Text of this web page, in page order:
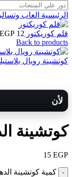
الرئيسية العاب
قلم كوريكتور 12
EGP
Back to products
كوتشينة رويال
لأن كل لحظة
كوتشينة
15 EGP
كمية كوتشينة